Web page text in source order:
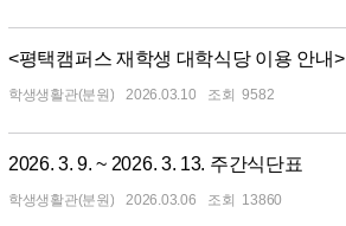
<평택캠퍼스 재학생 대학식당 이용 안내>
학생생활관(분원) 2026.03.10 9582
2026. 3. 9. ~ 2026. 3. 13. 주간식단표
학생생활관(분원) 2026.03.06 13860